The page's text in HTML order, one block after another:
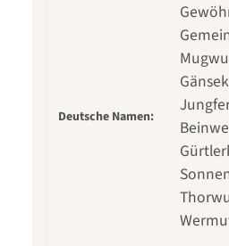
Deutsche Namen: